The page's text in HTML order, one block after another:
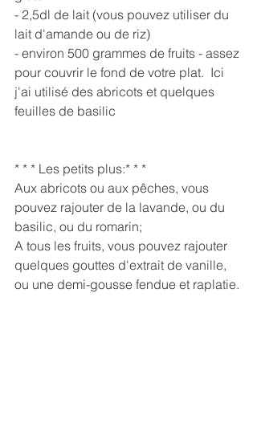
- 2,5dl de lait (vous pouvez utiliser du
lait d'amande ou de riz)
- environ 500 grammes de fruits - assez
pour couvrir le fond de votre plat.  Ici
j'ai utilisé des abricots et quelques
feuilles de basilic
* * * Les petits plus:* * *
Aux abricots ou aux pêches, vous
pouvez rajouter de la lavande, ou du
basilic, ou du romarin;
A tous les fruits, vous pouvez rajouter
quelques gouttes d'extrait de vanille,
ou une demi-gousse fendue et raplatie.